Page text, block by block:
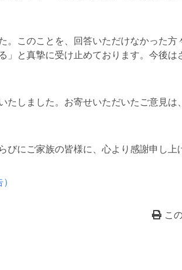
このことを、回答いただけなかった方
と真摯に受け止めております。今後は
たしました。お寄せいただいたご意見は
にご家族の皆様に、心より感謝申し上
こ